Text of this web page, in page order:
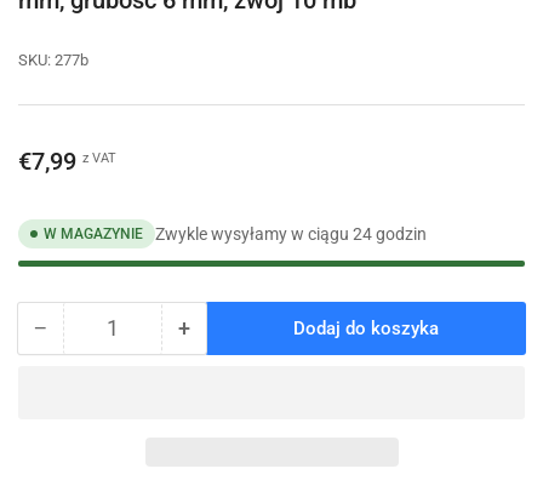
SKU: 277b
Cena
€7,99 z VAT
W MAGAZYNIE Zwykle wysyłamy w ciągu 24 godzin
− Zmniejsz
Ilość +Zwiększ
Dodaj do koszyka